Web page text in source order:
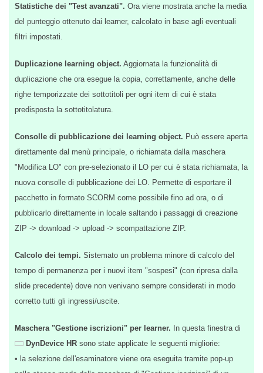
Statistiche dei "Test avanzati".Ora viene mostrata anche la
media del punteggio ottenuto dai learner, calcolato in base agli
eventuali filtri impostati.
Duplicazione learning object.Aggiornata la funzionalità di
duplicazione che ora esegue la copia, correttamente, anche delle
righe temporizzate dei sottotitoli per ogni item di cui è stata
predisposta la sottotitolatura.
Consolle di pubblicazione dei learning object.Può essere
aperta direttamente dal menù principale, o richiamata dalla
maschera "Modifica LO" con pre-selezionato il LO per cui è stata
richiamata, la nuova consolle di pubblicazione dei LO. Permette di
esportare il pacchetto in formato SCORM come possibile fino ad
ora, o di pubblicarlo direttamente in locale saltando i passaggi di
creazione ZIP -> download -> upload -> scompattazione ZIP.
Calcolo dei tempi. Sistemato un problema minore di calcolo del
tempo di permanenza per i nuovi item "sospesi" (con ripresa dalla
slide precedente) dove non venivano sempre considerati in modo
corretto tutti gli ingressi/uscite.
Maschera "Gestione iscrizioni" per learner.In questa finestra
di
DynDevice HRsono state applicate le seguenti migliorie:
• la selezione dell'esaminatore viene ora eseguita tramite pop-up